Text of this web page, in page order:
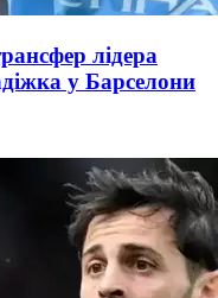
лідера
у Барселони